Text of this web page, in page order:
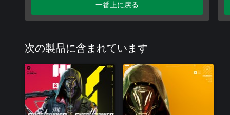
一番上に戻る
次の製品に含まれています